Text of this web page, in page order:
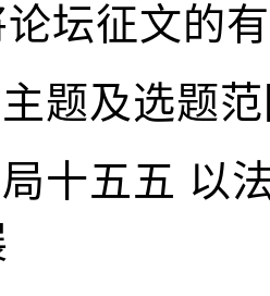
坛征文的
题及选题
十五五 以